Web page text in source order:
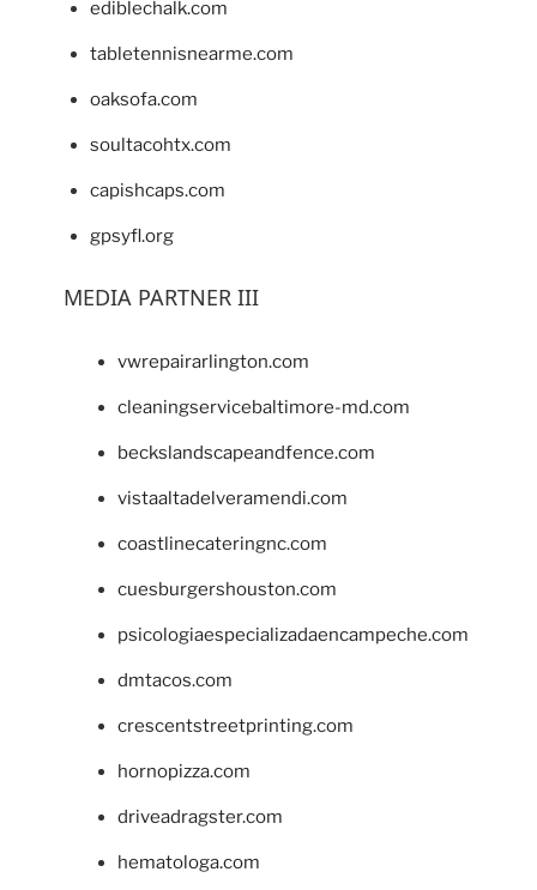
ediblechalk.com
tabletennisnearme.com
oaksofa.com
soultacohtx.com
capishcaps.com
gpsyfl.org
MEDIA PARTNER III
vwrepairarlington.com
cleaningservicebaltimore-md.com
beckslandscapeandfence.com
vistaaltadelveramendi.com
coastlinecateringnc.com
cuesburgershouston.com
psicologiaespecializadaencampeche.com
dmtacos.com
crescentstreetprinting.com
hornopizza.com
driveadragster.com
hematologa.com